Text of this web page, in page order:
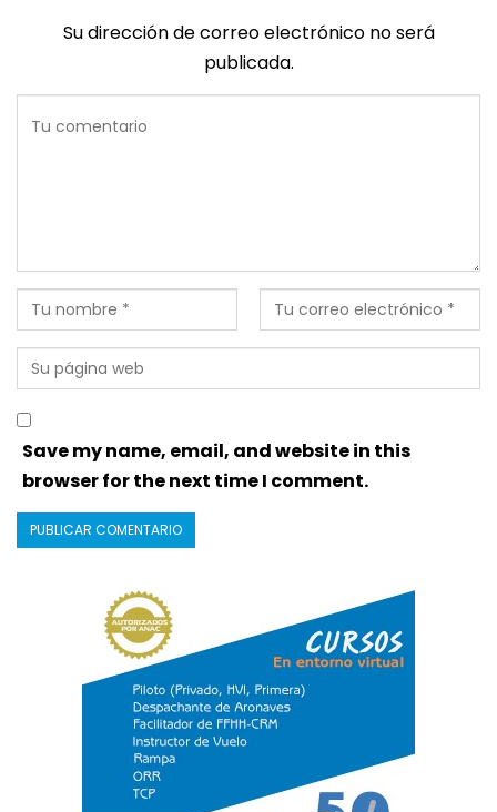
Su dirección de correo electrónico no será
publicada.
Save my name, email, and website in this
browser for the next time I comment.